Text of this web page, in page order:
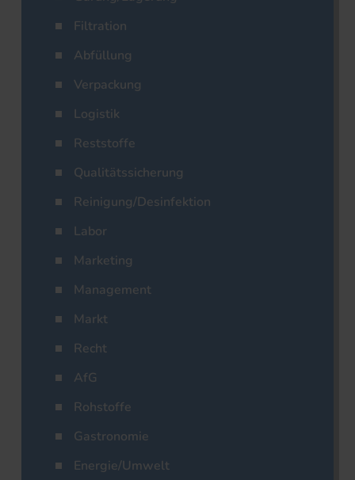
Filtration
Abfüllung
Verpackung
Logistik
Reststoffe
Qualitätssicherung
Reinigung/Desinfektion
Labor
Marketing
Management
Markt
Recht
AfG
Rohstoffe
Gastronomie
Energie/Umwelt